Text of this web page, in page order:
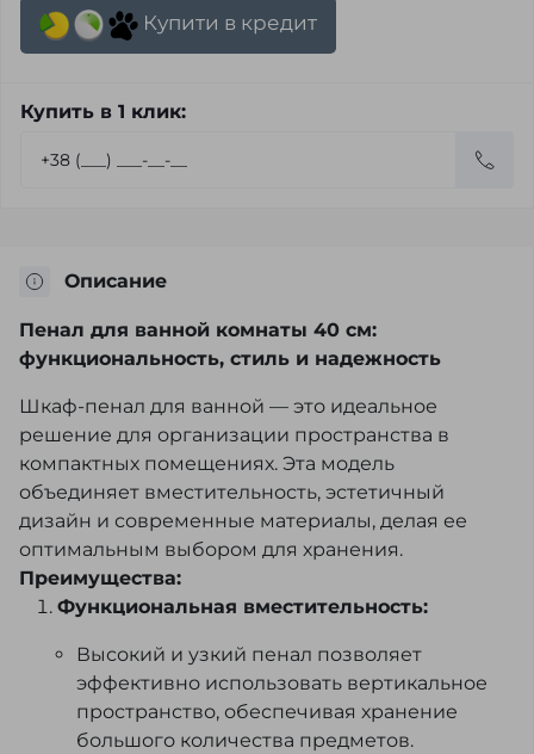
Купити в кредит
Купить в 1 клик:
Описание
Пенал для ванной комнаты 40 см:
функциональность, стиль и надежность
Шкаф-пенал для ванной — это идеальное
решение для организации пространства в
компактных помещениях. Эта модель
объединяет вместительность, эстетичный
дизайн и современные материалы, делая ее
оптимальным выбором для хранения.
Преимущества:
Функциональная вместительность:
Высокий и узкий пенал позволяет
эффективно использовать вертикальное
пространство, обеспечивая хранение
большого количества предметов.